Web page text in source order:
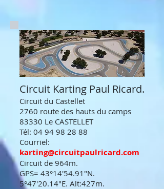
Circuit Karting Paul Ricard.
Circuit du Castellet
2760 route des hauts du camps
83330 Le CASTELLET
Tél: 04 94 98 28 88
Courriel:
karting@circuitpaulricard.com
Circuit de 964m.
GPS= 43°14'54.91"N.
5°47'20.14"E. Alt:427m.